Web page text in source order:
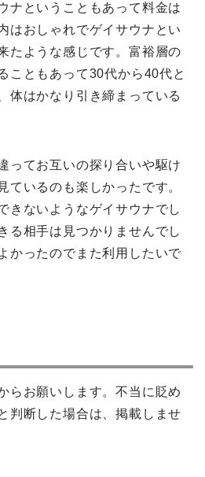
ナということもあって料金は
はおしゃれでゲイサウナとい
たような感じです。富裕層の
こともあって30代から40代と
体はかなり引き締まっている
ってお互いの探り合いや駆け
ているのも楽しかったです。
きないようなゲイサウナでし
る相手は見つかりませんでし
かったのでまた利用したいで
らお願いします。不当に貶め
判断した場合は、掲載しませ